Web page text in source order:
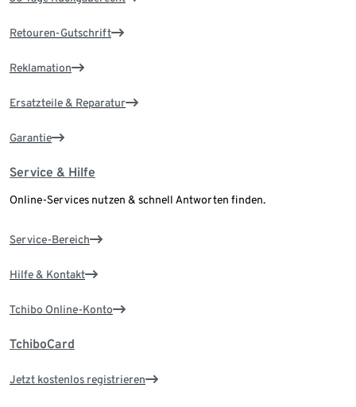
Retouren-Gutschrift
Reklamation
Ersatzteile & Reparatur
Garantie
Service & Hilfe
Online-Services nutzen & schnell Antworten finden.
Service-Bereich
Hilfe & Kontakt
Tchibo Online-Konto
TchiboCard
Jetzt kostenlos registrieren